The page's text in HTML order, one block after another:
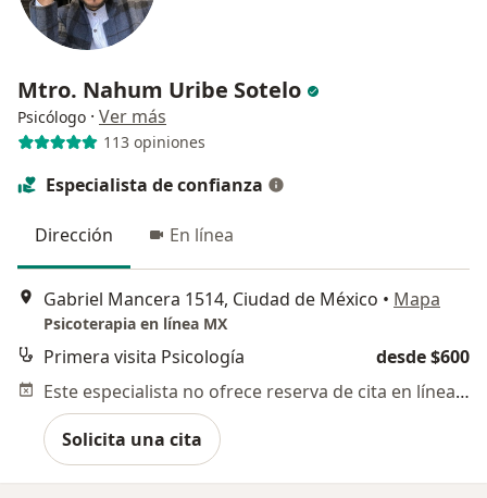
Mtro. Nahum Uribe Sotelo
Psicólogo · Ver más
113 opiniones
Especialista de confianza
Dirección En línea
Gabriel Mancera 1514, Ciudad de México • Mapa
Psicoterapia en línea MX
Primera visita Psicología
desde $600
Este especialista no ofrece reserva de cita en línea en esta dirección.
Solicita una cita